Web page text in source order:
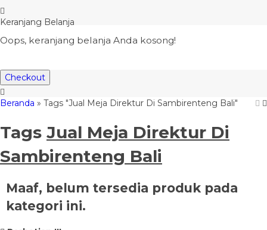
Keranjang Belanja
Oops, keranjang belanja Anda kosong!
Checkout
Beranda » Tags "Jual Meja Direktur Di Sambirenteng Bali"
Tags Jual Meja Direktur Di
Sambirenteng Bali
Maaf, belum tersedia produk pada
kategori ini.